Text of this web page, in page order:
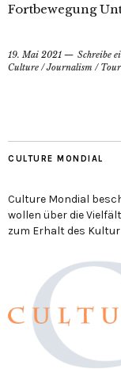
Fortbewegung
19. Mai 2021
Schreibe
Culture /Journalism /
CULTURE MONDIAL
Culture Mondial
wollen über die
zum Erhalt des